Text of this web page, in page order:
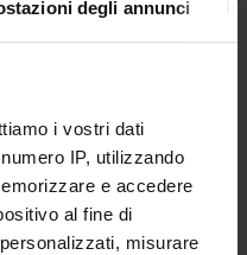
degli annunci
i vostri dati
IP, utilizzando
e accedere
al fine di
misurare